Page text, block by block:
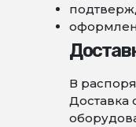
В
Доставка